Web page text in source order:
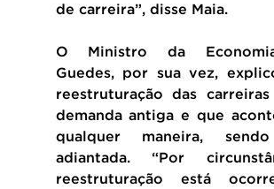
de carreira”, disse Maia.
O Ministro da
Guedes, por sua vez,
reestruturação das
demanda antiga e que
qualquer maneira,
adiantada. “Por
reestruturação está